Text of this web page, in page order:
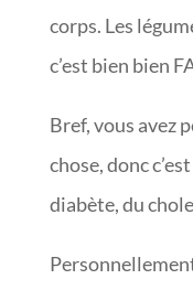
corps. Les
c’est bien bien
Bref, vous avez
chose, donc
diabète, du